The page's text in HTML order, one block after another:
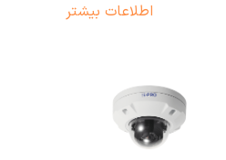
اطلاعات بیشتر